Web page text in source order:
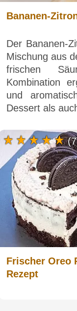
Bananen-
Der Bananen-
Mischung aus
frischen
Kombination
und
Dessert als
Frischer Oreo
Rezept